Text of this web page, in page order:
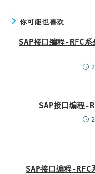
你可能也喜欢
SAP接口编程-RFC
SAP接口编程
SAP接口编程-